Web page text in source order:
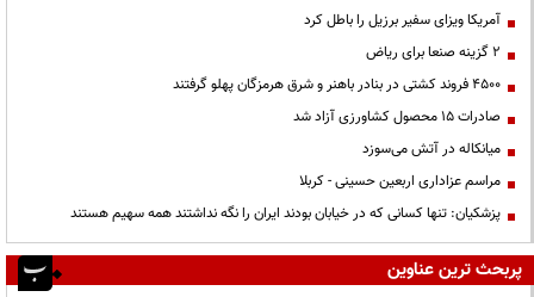
آمریکا ویزای سفیر برزیل را باطل کرد
۲ گزینه صنعا برای ریاض
۴۵۰۰ فروند کشتی در بنادر باهنر و شرق هرمزگان پهلو گرفتند
صادرات ۱۵ محصول کشاورزی آزاد شد
میانکاله در آتش می‌سوزد
مراسم عزاداری اربعین حسینی - کربلا
پزشکیان: تنها کسانی که در خیابان بودند ایران را نگه نداشتند همه سهیم هستند
پربحث ترین عناوین